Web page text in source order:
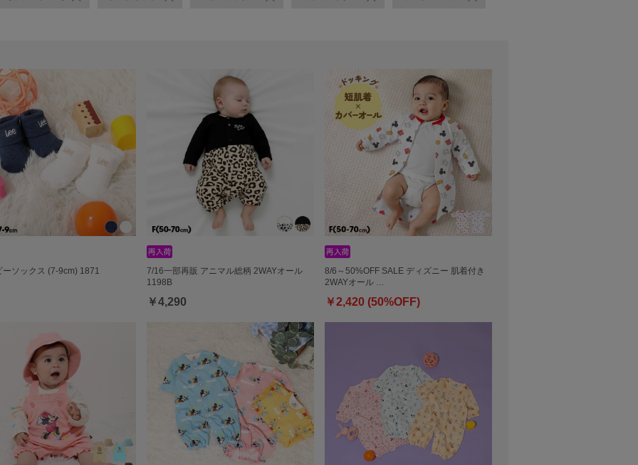
ーソックス (7-9cm) 1871
7/16一部再販 アニマル総柄 2WAYオール
1198B
￥4,290
8/6～50%OFF SALE ディズニー 肌着付き
2WAYオール …
￥2,420 (50%OFF)